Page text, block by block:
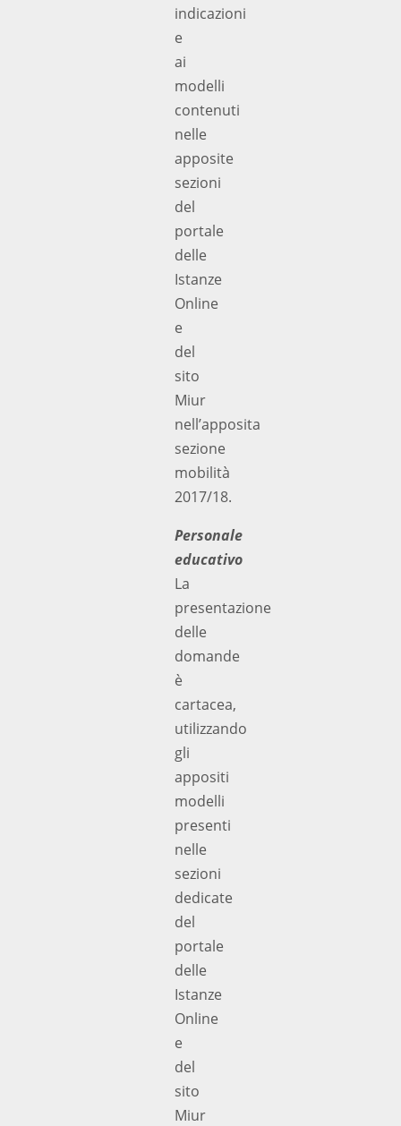
indicazioni
e
ai
modelli
contenuti
nelle
apposite
sezioni
del
portale
delle
Istanze
Online
e
del
sito
Miur
nell’apposita
sezione
mobilità
2017/18.
Personale
educativo
La
presentazione
delle
domande
è
cartacea,
utilizzando
gli
appositi
modelli
presenti
nelle
sezioni
dedicate
del
portale
delle
Istanze
Online
e
del
sito
Miur